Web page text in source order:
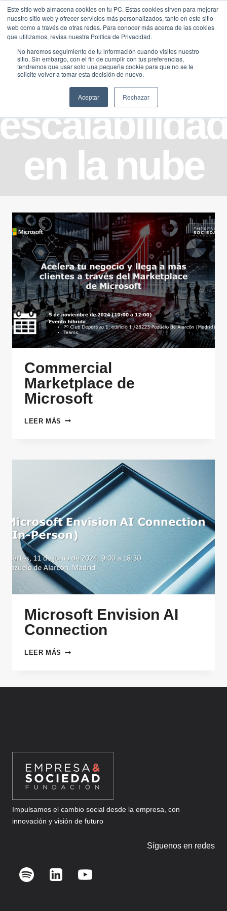
Este sitio web almacena cookies en tu PC. Estas cookies sirven para mejorar
nuestro sitio web y ofrecer servicios más personalizados, tanto en este sitio
web como a través de otras redes. Para conocer más acerca de las cookies
que utilizamos, revisa nuestra Política de Privacidad.
No haremos seguimiento de tu información cuando visites nuestro
sitio. Sin embargo, con el fin de cumplir con tus preferencias,
tendremos que usar solo una pequeña cookie para que no se te
solicite volver a tomar esta decisión de nuevo.
Aceptar Rechazar
Saltar
contenido
en la nube
Commercial
Marketplace de
Microsoft
LEER MÁS COMMERCIAL
Microsoft Envision AI
Connection
LEER MÁS MICROSOFT
Impulsamos el cambio social desde la empresa, con
innovación y visión de futuro
Síguenos en redes
Traducir »